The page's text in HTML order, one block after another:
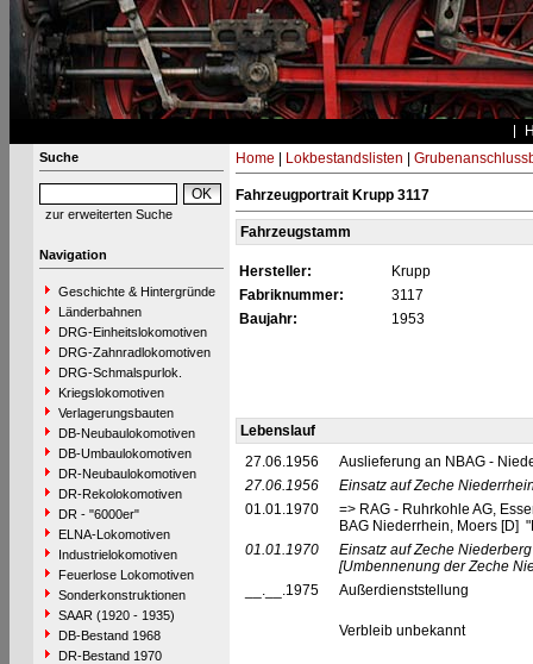
Suche
zur erweiterten Suche
Navigation
Geschichte & Hintergründe
Länderbahnen
DRG-Einheitslokomotiven
DRG-Zahnradlokomotiven
DRG-Schmalspurlok.
Kriegslokomotiven
Verlagerungsbauten
DB-Neubaulokomotiven
DB-Umbaulokomotiven
DR-Neubaulokomotiven
DR-Rekolokomotiven
DR - "6000er"
ELNA-Lokomotiven
Industrielokomotiven
Feuerlose Lokomotiven
Sonderkonstruktionen
SAAR (1920 - 1935)
DB-Bestand 1968
DR-Bestand 1970
Home Lokbestandslisten
Fahrzeugportrait Krupp 3117
Fahrzeugstamm
Hersteller:
Krupp
Fabriknummer:
3117
Baujahr:
1953
Lebenslauf
27.06.1956
Auslieferung an NBAG -
27.06.1956
Einsatz auf Zeche
01.01.1970
=> RAG - Ruhrkohle AG,
BAG Niederrhein, Moers [D]
01.01.1970
Einsatz auf Zeche
[Umbennenung der Zeche
__.__.1975
Außerdienststellung
Verbleib unbekannt